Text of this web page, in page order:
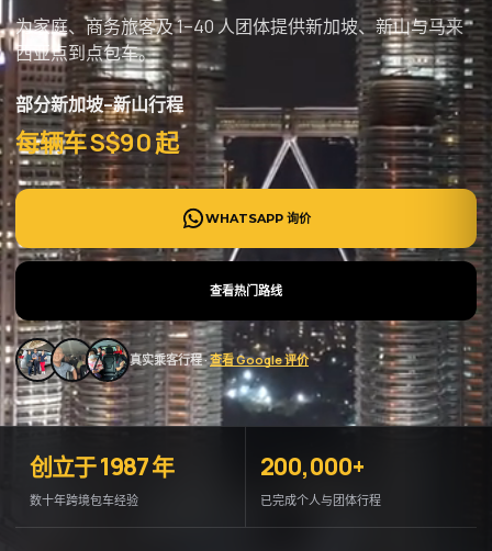
为家庭、商务旅客及 1–40 人团体提供新加坡、新山与马来
西亚点到点包车。
部分新加坡–新山行程
每辆车 S$90 起
WHATSAPP 询价
查看热门路线
真实乘客行程 ·查看 Google 评价
创立于 1987 年
数十年跨境包车经验
200,000+
已完成个人与团体行程